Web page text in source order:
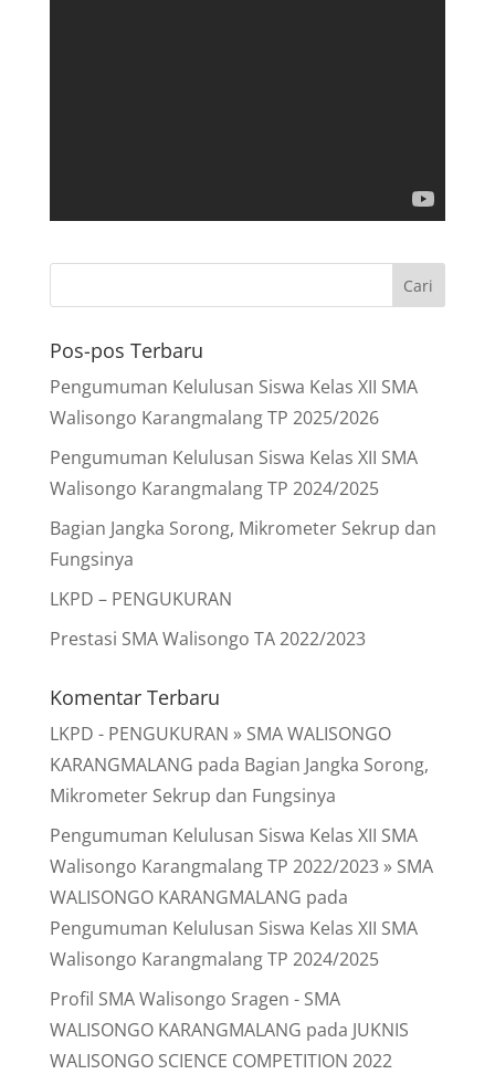
Pos-pos Terbaru
Pengumuman Kelulusan Siswa Kelas XII SMA
Walisongo Karangmalang TP 2025/2026
Pengumuman Kelulusan Siswa Kelas XII SMA
Walisongo Karangmalang TP 2024/2025
Bagian Jangka Sorong, Mikrometer Sekrup dan
Fungsinya
LKPD – PENGUKURAN
Prestasi SMA Walisongo TA 2022/2023
Komentar Terbaru
LKPD - PENGUKURAN » SMA WALISONGO
KARANGMALANG pada Bagian Jangka Sorong,
Mikrometer Sekrup dan Fungsinya
Pengumuman Kelulusan Siswa Kelas XII SMA
Walisongo Karangmalang TP 2022/2023 » SMA
WALISONGO KARANGMALANG pada
Pengumuman Kelulusan Siswa Kelas XII SMA
Walisongo Karangmalang TP 2024/2025
Profil SMA Walisongo Sragen - SMA
WALISONGO KARANGMALANG pada JUKNIS
WALISONGO SCIENCE COMPETITION 2022